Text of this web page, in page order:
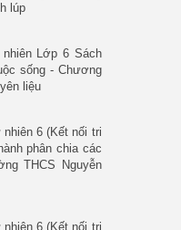
lúp
Lớp 6 Sách
sống - Chương
liệu
nhiên 6 (Kết nối tri
phân chia các
THCS Nguyễn
nhiên 6 (Kết nối tri